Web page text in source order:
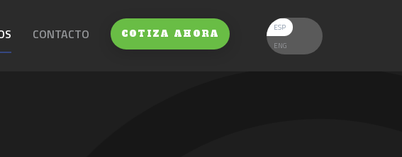
CONTACTO COTIZA AHORA
ESP
ENG